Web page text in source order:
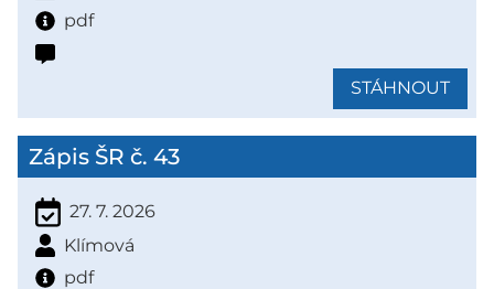
pdf
STÁHNOUT
Zápis ŠR č. 43
27. 7. 2026
Klímová
pdf